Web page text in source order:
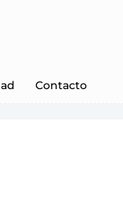
Contacto